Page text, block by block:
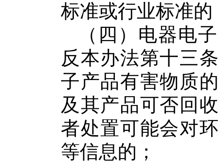
标准或行业标准的
（四） 电器电
反本办法第十三
子产品有害物质
及其产品可否回
者处置可能会对
等信息的；